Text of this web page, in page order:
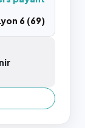
6 (69)